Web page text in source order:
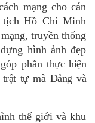
mạng cho cán
tịch Hồ Chí Minh
truyền thống
hình ảnh đẹp
góp phầnthực hiện
tự mà Đảng và
thế giới và khu